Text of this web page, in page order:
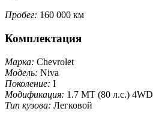
Пробег: 160 000 км
Комплектация
Марка: Chevrolet
Модель: Niva
Поколение: I
Модификация: 1.7 MT (80 л.с.) 4WD
Тип кузова: Легковой